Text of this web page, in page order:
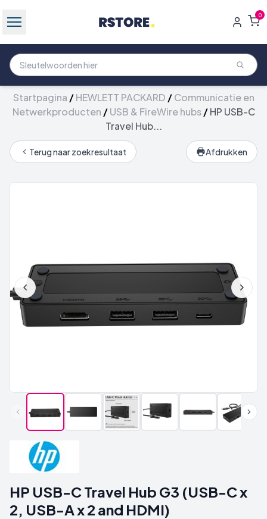
0
Startpagina /HEWLETT PACKARD /Communicatie en
Netwerkproducten /USB & FireWire hubs/HP USB-C
Travel Hub...
Terug naar zoekresultaat Afdrukken
HP USB-C Travel Hub G3 (USB-C x
2, USB-A x 2 and HDMI)